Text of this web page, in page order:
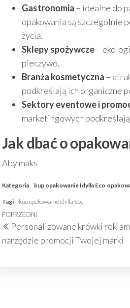
Gastronomia – idealne do
opakowania są szczególnie
życia.
Sklepy spożywcze–
pieczywo.
Branża kosmetyczna –
podkreślają ich organiczne
Sektory eventowe i
marketingowych
Jak dbać o
Aby maks
Kategoria kup opakowanie Idylla Eco
Tagi kup opakowanie Idylla Eco
Nawigacja
wpisu
Poprzedni
wpis
POPRZEDNI
Personalizowane krówki
narzędzie promocji Twojej marki